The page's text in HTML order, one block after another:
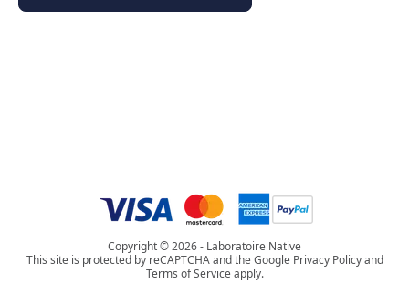
Copyright © 2026 - Laboratoire Native
This site is protected by reCAPTCHA and the Google Privacy Policy and
Terms of Service apply.